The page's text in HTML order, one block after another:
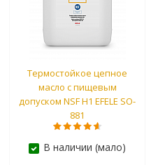
Термостойкое цепное
масло с пищевым
допуском NSF H1 EFELE SO-
881
В наличии (мало)